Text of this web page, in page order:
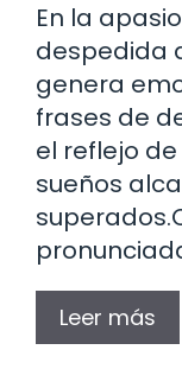
En la
despedida
genera
frases de
el reflejo
sueños
Leer más